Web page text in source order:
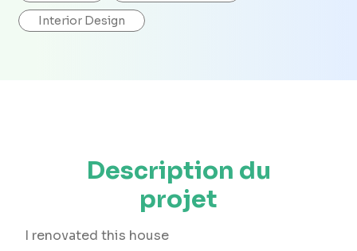
Interior Design
Description du
projet
I renovated this house